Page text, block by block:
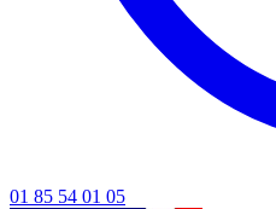
01 85 54 01 05